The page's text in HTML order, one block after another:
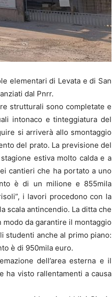
elementari di Levata e di San
dal Pnrr.
strutturali sono completate e
intonaco e tinteggiatura del
si arriverà allo smontaggio
del prato. La previsione del
estiva molto calda e a
cantieri che ha portato a uno
è di un milione e 855mila
i lavori procedono con la
scala antincendio. La ditta che
da garantire il montaggio
studenti anche al primo piano:
è di 950mila euro.
dell’area esterna e il
ha visto rallentamenti a causa